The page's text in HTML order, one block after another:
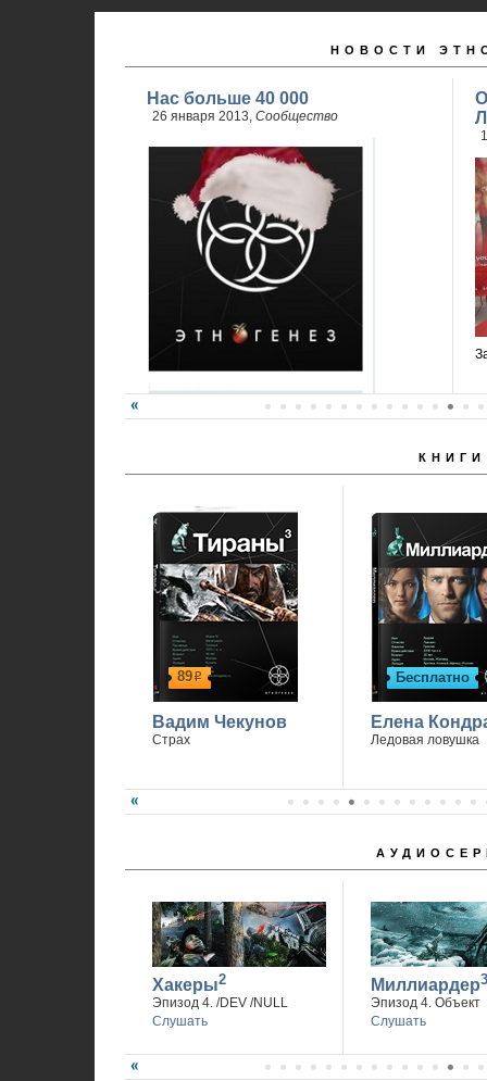
НОВОСТИ
Нас больше 40 000
26 января 2013, Сообщество
Спасибо, что вы с нами.
КНИГИ
89р
Вадим Чекунов
Страх
Бесплатно
Елена
Ледовая ловушка
Хакеры2
Эпизод 4. /DEV /NULL
Слушать
Миллиардер3
Эпизод 4. Объект
Слушать